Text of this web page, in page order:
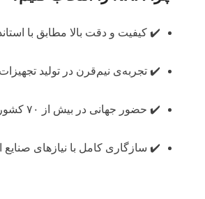
✔️ کیفیت و دقت بالا مطابق با
✔️ تجربه‌ی نیم‌قرن در تولید
✔️ حضور جهانی در بیش از ۷۰ کشور
✔️ سازگاری کامل با نیازهای صنایع